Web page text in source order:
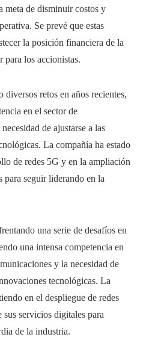
meta de disminuir costos y
Se prevé que estas
la posición financiera de la
para los accionistas.
diversos retos en años recientes,
en el sector de
de ajustarse a las
La compañía ha estado
de redes 5G y en la ampliación
para seguir liderando en la
una serie de desafíos en
una intensa competencia en
y la necesidad de
tecnológicas. La
en el despliegue de redes
servicios digitales para
de la industria.